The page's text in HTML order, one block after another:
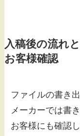
入稿後の流れ
お客様確認
ファイルの書き
メーカーでは書
お客様にも確認